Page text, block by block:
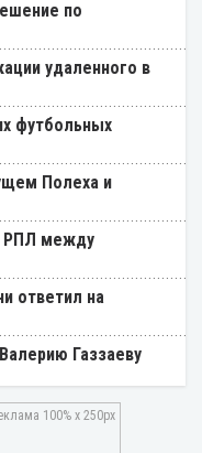
по
удаленного в
футбольных
Полеха и
РПЛ между
ответил на
Газзаеву